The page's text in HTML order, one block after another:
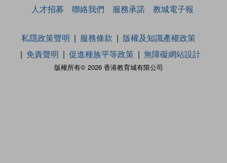
人才招募
聯絡我們 服務承諾 教城電子報
版權所有© 2026 香港教育城有限公司
私隱政策聲明 服務條款
版權及知識產權政策
免責聲明
促進種族平等政策 無障礙網站設計